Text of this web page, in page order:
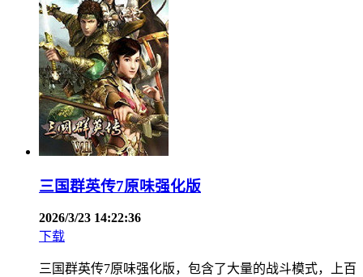
三国群英传7原味强化版
2026/3/23 14:22:36
下载
三国群英传7原味强化版，包含了大量的战斗模式，上百